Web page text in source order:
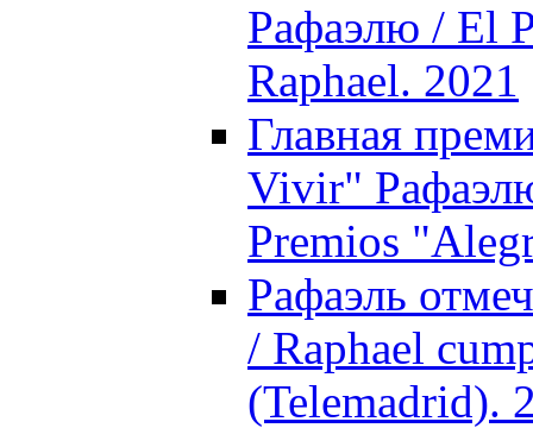
Рафаэлю / El
Raphael. 2021
Главная
Vivir"
Premios
Рафаэль
/ Raphael
(Telemadrid).